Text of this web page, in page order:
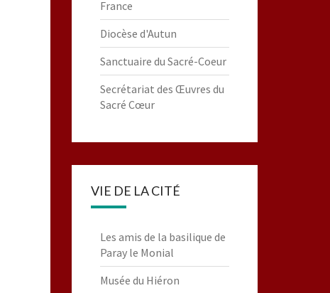
France
Diocèse d'Autun
Sanctuaire du Sacré-Coeur
Secrétariat des Œuvres du
Sacré Cœur
VIE DE LA CITÉ
Les amis de la basilique de
Paray le Monial
Musée du Hiéron